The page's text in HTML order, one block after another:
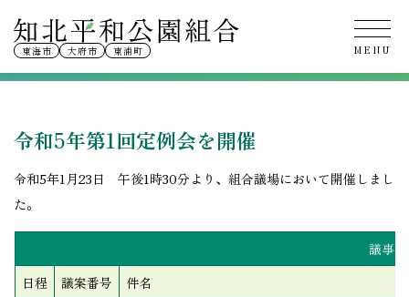
東海市 大府市 東浦町
令和5年第1回定例会
令和5年第1回定例会を開催
令和5年1月23日 午後1時30分より、組合議場において開催しまし
た。
議事
日程
議案番号
件名